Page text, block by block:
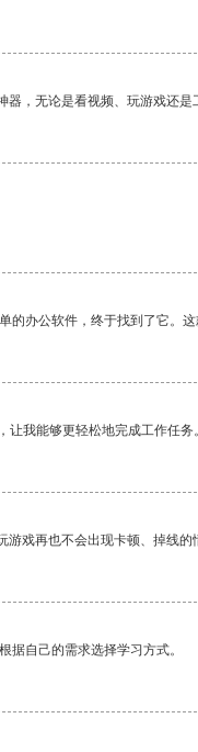
，无论是看视频、玩游戏还
的办公软件，终于找到了它。
我能够更轻松地完成工作任
戏再也不会出现卡顿、掉线
据自己的需求选择学习方式。